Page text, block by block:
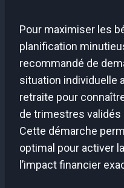
Pour maximiser les
planification
recommandé de
situation individuelle
retraite pour
de trimestres validés
Cette démarche
optimal pour activer
l’impact financier